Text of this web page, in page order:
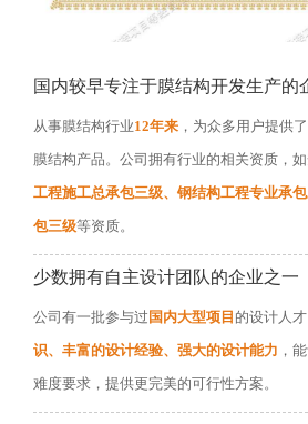
国内较早专注于膜结构开发生产的
从事膜结构行业12年来 ，为众多用户提供
膜结构产品。公司拥有行业的相关资质，如
工程施工总承包三级、钢结构工程专业承
包三级等资质。
少数拥有自主设计团队的企业之一
公司有一批参与过 国内大型项目 的设计人
识、丰富的设计经验、强大的设计能力 ，
难度要求，提供更完美的可行性方案。